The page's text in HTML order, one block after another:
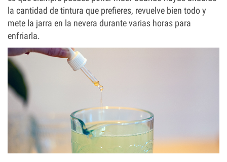
la cantidad de tintura que prefieres, revuelve bien todo y
mete la jarra en la nevera durante varias horas para
enfriarla.